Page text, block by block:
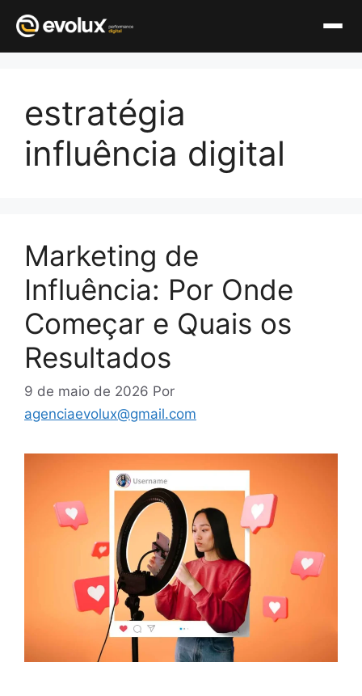
conteúdo
estratégia
influência digital
Marketing de
Influência: Por Onde
Começar e Quais os
Resultados
9 de maio de 2026 Por
agenciaevolux@gmail.com